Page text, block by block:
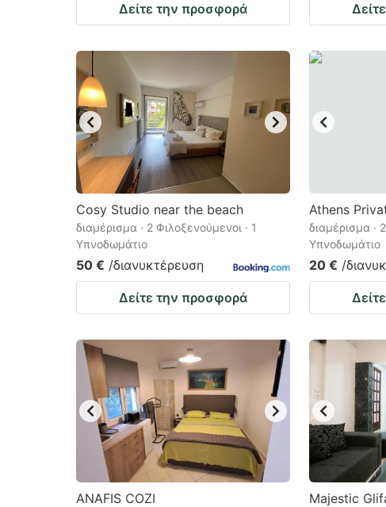
Δείτε την προσφορά
Cosy Studio near the beach
διαμέρισμα · 2 Φιλοξενούμενοι · 1
Υπνοδωμάτιο
50 € /διανυκτέρευση
Δείτε την προσφορά
Athens
διαμέρισμα ·
Υπνοδωμάτιο
20 € /
ANAFIS COZI Majestic